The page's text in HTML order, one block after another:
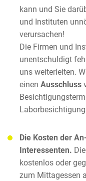
kann und Sie
und Instituten
verursachen!
Die Firmen und
unentschuldigt
uns weiterleiten.
einen Ausschluss
Die Kosten der
Interessenten.
kostenlos oder
zum Mittagessen